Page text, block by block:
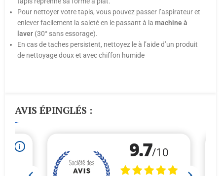
Pour nettoyer votre tapis, vous pouvez passer l’aspirateur et
enlever facilement la saleté en le passant à la machine à
laver (30° sans essorage).
En cas de taches persistent, nettoyez le à l’aide d’un produit
de nettoyage doux et avec chiffon humide
AVIS ÉPINGLÉS :